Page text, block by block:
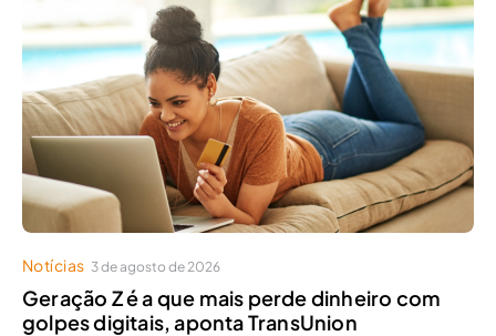
Notícias 3 de agosto de 2026
Geração Z é a que mais perde dinheiro com
golpes digitais, aponta TransUnion